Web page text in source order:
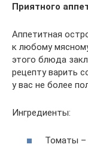
Приятного
Аппетитная
к любому
этого блюда
рецепту варить
у вас не более
Ингредиенты:
Томаты –